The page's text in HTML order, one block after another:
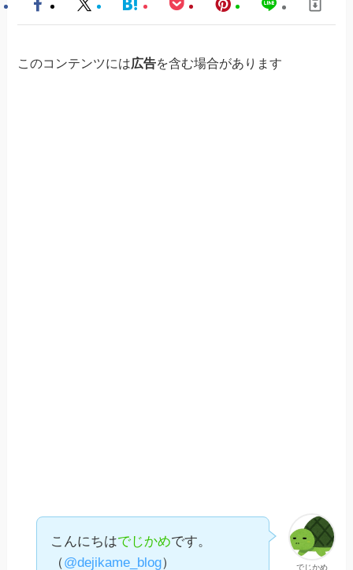
このコンテンツには広告を含む場合があります
でじかめ
こんにちはでじかめです。
（@dejikame_blog）